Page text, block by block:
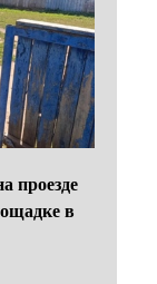
проезде
в